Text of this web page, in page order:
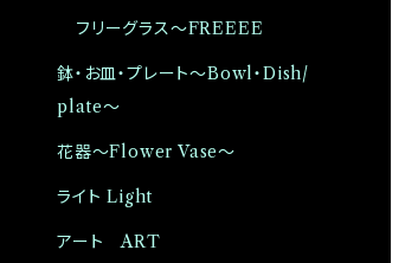
フリーグラス〜FREEEE
鉢・お皿・プレート〜Bowl・Dish/
plate〜
花器〜Flower Vase〜
ライト Light
アート ART